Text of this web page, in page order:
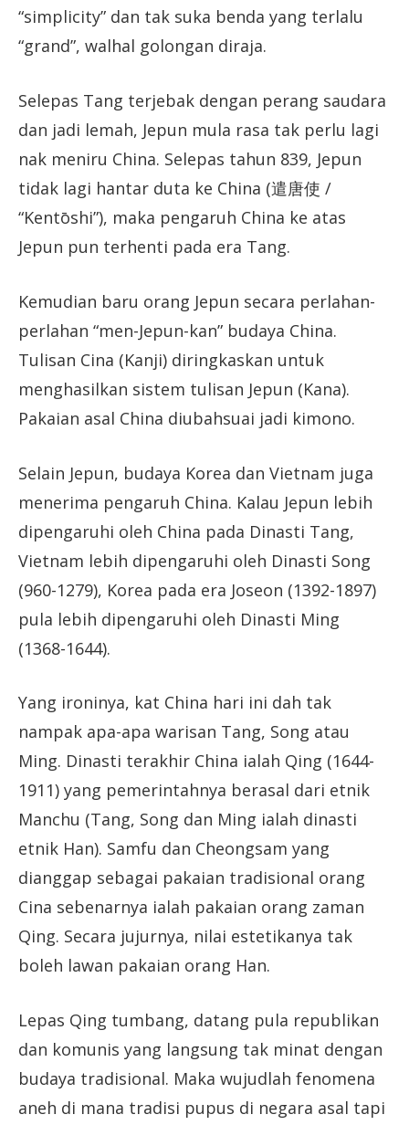
“simplicity” dan tak suka benda yang terlalu
“grand”, walhal golongan diraja.
Selepas Tang terjebak dengan perang saudara
dan jadi lemah, Jepun mula rasa tak perlu lagi
nak meniru China. Selepas tahun 839, Jepun
tidak lagi hantar duta ke China (遣唐使 /
“Kentōshi”), maka pengaruh China ke atas
Jepun pun terhenti pada era Tang.
Kemudian baru orang Jepun secara perlahan-
perlahan “men-Jepun-kan” budaya China.
Tulisan Cina (Kanji) diringkaskan untuk
menghasilkan sistem tulisan Jepun (Kana).
Pakaian asal China diubahsuai jadi kimono.
Selain Jepun, budaya Korea dan Vietnam juga
menerima pengaruh China. Kalau Jepun lebih
dipengaruhi oleh China pada Dinasti Tang,
Vietnam lebih dipengaruhi oleh Dinasti Song
(960-1279), Korea pada era Joseon (1392-1897)
pula lebih dipengaruhi oleh Dinasti Ming
(1368-1644).
Yang ironinya, kat China hari ini dah tak
nampak apa-apa warisan Tang, Song atau
Ming. Dinasti terakhir China ialah Qing (1644-
1911) yang pemerintahnya berasal dari etnik
Manchu (Tang, Song dan Ming ialah dinasti
etnik Han). Samfu dan Cheongsam yang
dianggap sebagai pakaian tradisional orang
Cina sebenarnya ialah pakaian orang zaman
Qing. Secara jujurnya, nilai estetikanya tak
boleh lawan pakaian orang Han.
Lepas Qing tumbang, datang pula republikan
dan komunis yang langsung tak minat dengan
budaya tradisional. Maka wujudlah fenomena
aneh di mana tradisi pupus di negara asal tapi